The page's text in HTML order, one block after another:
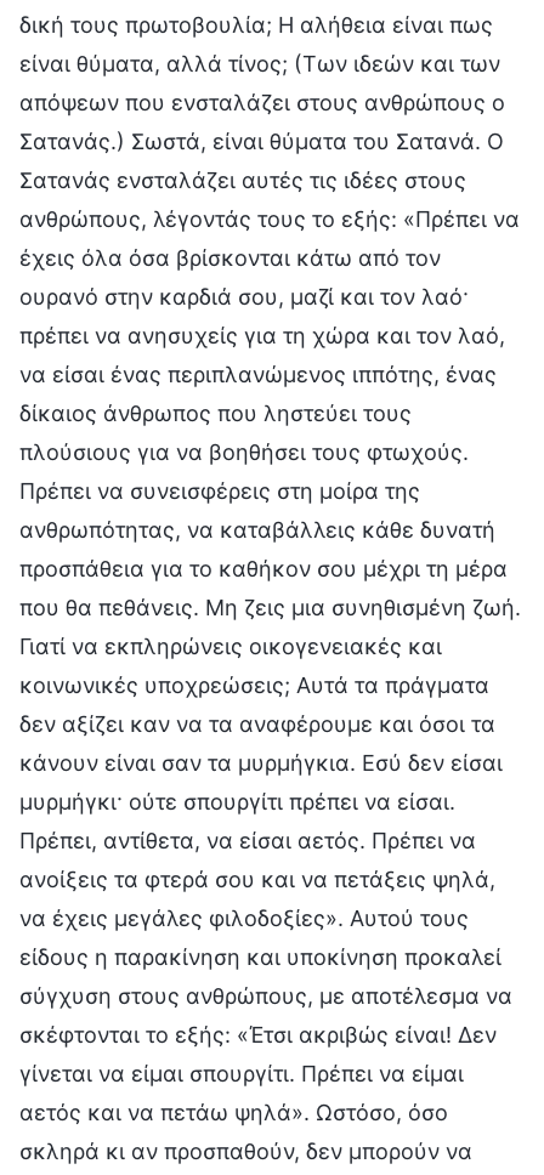
δική τους πρωτοβουλία; Η αλήθεια είναι πως
είναι θύματα, αλλά τίνος; (Των ιδεών και των
απόψεων που ενσταλάζει στους ανθρώπους ο
Σατανάς.) Σωστά, είναι θύματα του Σατανά. Ο
Σατανάς ενσταλάζει αυτές τις ιδέες στους
ανθρώπους, λέγοντάς τους το εξής: «Πρέπει να
έχεις όλα όσα βρίσκονται κάτω από τον
ουρανό στην καρδιά σου, μαζί και τον λαό·
πρέπει να ανησυχείς για τη χώρα και τον λαό,
να είσαι ένας περιπλανώμενος ιππότης, ένας
δίκαιος άνθρωπος που ληστεύει τους
πλούσιους για να βοηθήσει τους φτωχούς.
Πρέπει να συνεισφέρεις στη μοίρα της
ανθρωπότητας, να καταβάλλεις κάθε δυνατή
προσπάθεια για το καθήκον σου μέχρι τη μέρα
που θα πεθάνεις. Μη ζεις μια συνηθισμένη ζωή.
Γιατί να εκπληρώνεις οικογενειακές και
κοινωνικές υποχρεώσεις; Αυτά τα πράγματα
δεν αξίζει καν να τα αναφέρουμε και όσοι τα
κάνουν είναι σαν τα μυρμήγκια. Εσύ δεν είσαι
μυρμήγκι· ούτε σπουργίτι πρέπει να είσαι.
Πρέπει, αντίθετα, να είσαι αετός. Πρέπει να
ανοίξεις τα φτερά σου και να πετάξεις ψηλά,
να έχεις μεγάλες φιλοδοξίες». Αυτού τους
είδους η παρακίνηση και υποκίνηση προκαλεί
σύγχυση στους ανθρώπους, με αποτέλεσμα να
σκέφτονται το εξής: «Έτσι ακριβώς είναι! Δεν
γίνεται να είμαι σπουργίτι. Πρέπει να είμαι
αετός και να πετάω ψηλά». Ωστόσο, όσο
σκληρά κι αν προσπαθούν, δεν μπορούν να